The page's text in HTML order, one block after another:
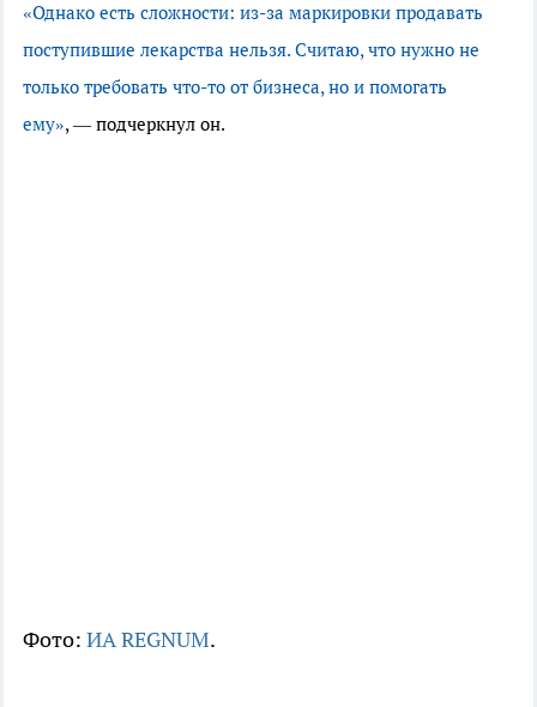
«Однако есть сложности: из-за маркировки продавать
поступившие лекарства нельзя. Считаю, что нужно не
только требовать что-то от бизнеса, но и помогать
ему», — подчеркнул он.
Фото: ИА REGNUM.